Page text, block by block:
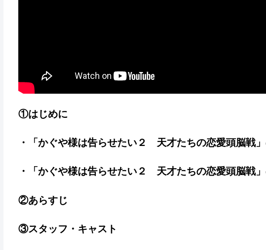
①はじめに
・「かぐや様は告らせたい２ 天才たちの恋愛頭脳戦
・「かぐや様は告らせたい２ 天才たちの恋愛頭脳戦
②あらすじ
③スタッフ・キャスト